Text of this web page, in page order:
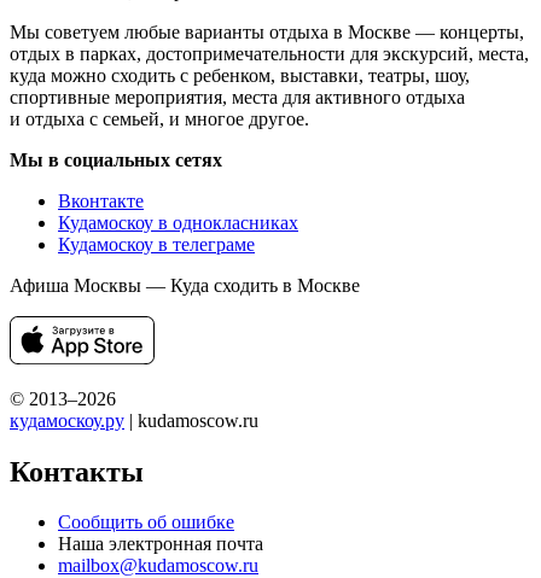
Мы советуем любые варианты отдыха в Москве — концерты,
отдых в парках, достопримечательности для экскурсий, места,
куда можно сходить с ребенком, выставки, театры, шоу,
спортивные мероприятия, места для активного отдыха
и отдыха с семьей, и многое другое.
Мы в социальных сетях
Вконтакте
Кудамоскоу в однокласниках
Кудамоскоу в телеграме
Афиша Москвы — Куда сходить в Москве
© 2013–2026
кудамоскоу.ру | kudamoscow.ru
Контакты
Сообщить об ошибке
Наша электронная почта
mailbox@kudamoscow.ru